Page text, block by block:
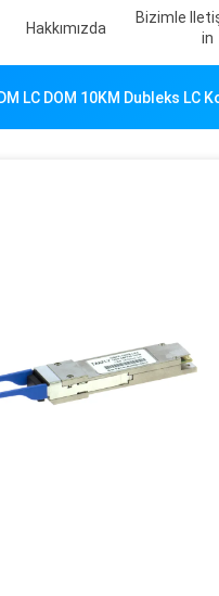
Hakkımızda
Bizimle
In
LC DOM 10KM Dubleks LC